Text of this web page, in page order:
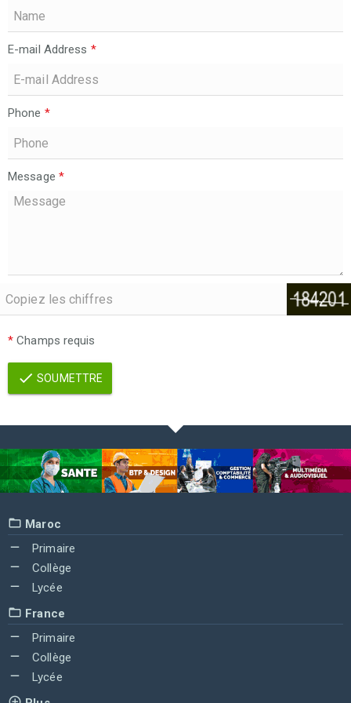
E-mail Address *
Phone *
Message *
* Champs requis
SOUMETTRE
Maroc
Primaire
Collège
Lycée
France
Primaire
Collège
Lycée